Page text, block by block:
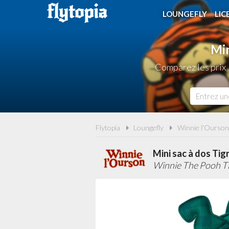
LOUNGEFLY
Comparez les
Flytopia Loungefly Winnie
Mini sac à dos
Winnie The Pooh